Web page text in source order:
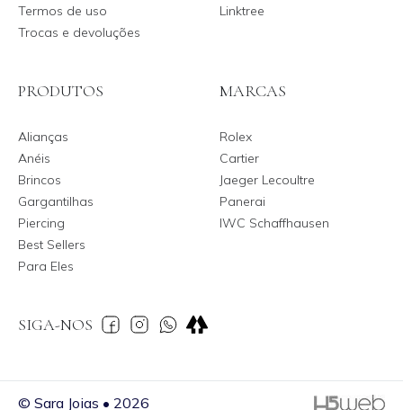
PRODUTOS
Alianças
Anéis
Brincos
Gargantilhas
Piercing
Best Sellers
Para Eles
Linktree
Termos de uso
Trocas e devoluções
MARCAS
Rolex
Cartier
Jaeger Lecoultre
Panerai
IWC Schaffhausen
SIGA-NOS
© Sara Joias • 2026